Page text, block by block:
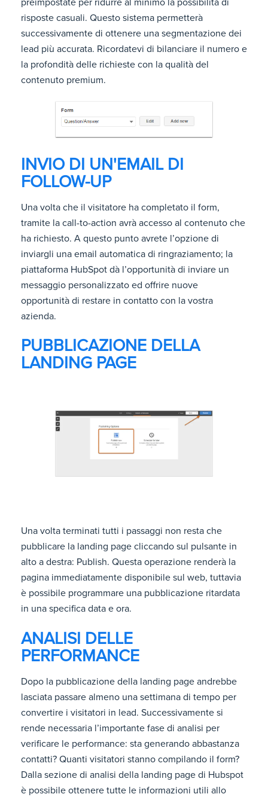
risposte casuali. Questo sistema permetterà
successivamente di ottenere una segmentazione dei
lead più accurata. Ricordatevi di bilanciare il numero e
la profondità delle richieste con la qualità del
contenuto premium.
INVIO DI UN'EMAIL DI
FOLLOW-UP
Una volta che il visitatore ha completato il form,
tramite la call-to-action avrà accesso al contenuto che
ha richiesto. A questo punto avrete l’opzione di
inviargli una email automatica di ringraziamento; la
piattaforma HubSpot dà l’opportunità di inviare un
messaggio personalizzato ed offrire nuove
opportunità di restare in contatto con la vostra
azienda.
PUBBLICAZIONE DELLA
LANDING PAGE
Una volta terminati tutti i passaggi non resta che
pubblicare la landing page cliccando sul pulsante in
alto a destra: Publish. Questa operazione renderà la
pagina immediatamente disponibile sul web, tuttavia
è possibile programmare una pubblicazione ritardata
in una specifica data e ora.
ANALISI DELLE
PERFORMANCE
Dopo la pubblicazione della landing page andrebbe
lasciata passare almeno una settimana di tempo per
convertire i visitatori in lead. Successivamente si
rende necessaria l’importante fase di analisi per
verificare le performance: sta generando abbastanza
contatti? Quanti visitatori stanno compilando il form?
Dalla sezione di analisi della landing page di Hubspot
è possibile ottenere tutte le informazioni utili allo